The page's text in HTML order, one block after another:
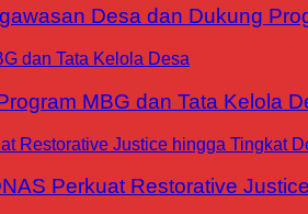
Desa dan Dukung
MBG dan Tata Kelola
Perkuat Restorative